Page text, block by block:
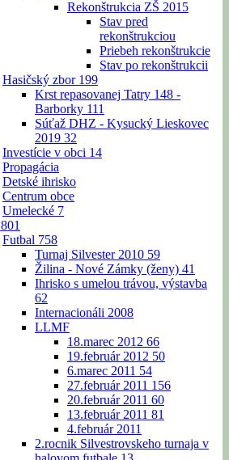
Rekonštrukcia ZŠ 2015
Stav pred
rekonštrukciou
Priebeh rekonštrukcie
Stav po rekonštrukcii
Hasičský zbor 199
Krst repasovanej Tatry 148 -
Barborky 111
Súťaž DHZ - Kysucký Lieskovec
2019 32
Investície v obci 14
Propagácia
Detské ihrisko
Centrum obce
Umelecké 7
801
Futbal 758
Turnaj Silvester 2010 59
Žilina - Nové Zámky (ženy) 41
Ihrisko s umelou trávou, výstavba
62
Internacionáli 2008
LLMF
18.marec 2012 66
19.február 2012 50
6.marec 2011 54
27.február 2011 156
20.február 2011 60
13.február 2011 81
4.február 2011
2.rocnik Silvestrovskeho turnaja v